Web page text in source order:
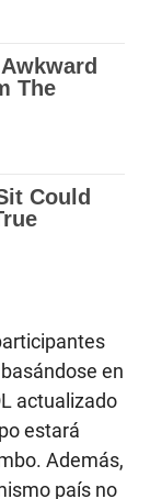
en
actualizado
estará
Además,
país no